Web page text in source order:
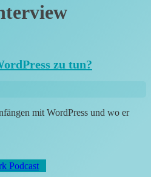
zu tun?
mit WordPress und wo er
Podcast